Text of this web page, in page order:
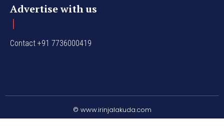
Advertise with us
Contact +91 7736000419
© www.irinjalakuda.com